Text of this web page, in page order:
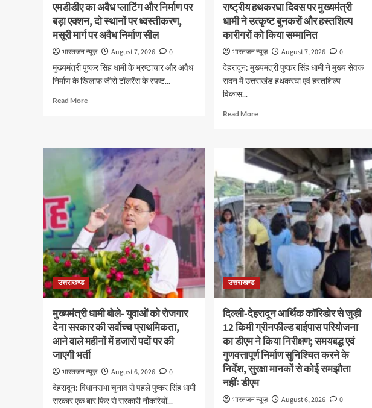
राज्य
स्तर
तक
प्रतिभा
का
प्रदर्शन
एमडीडीए का अवैध प्लाटिंग और निर्माण पर
बड़ा एक्शन, दो स्थानों पर ध्वस्तीकरण,
मसूरी मार्ग पर अवैध निर्माण सील
भारतजन न्यूज़ August 7, 2026
0
मुख्यमंत्री पुष्कर सिंह धामी के भ्रष्टाचार और अवैध
निर्माण के खिलाफ जीरो टॉलरेंस के स्पष्ट...
Read MoreRead
अवैध
प्लाटिंग
निर्माण
बड़ा
एक्शन,
दो
स्थानों
पर
ध्वस्तीकरण,
मसूरी
मार्ग
अवैध
निर्माण
सील
राष्ट्रीय हथकरघा दिवस पर मुख्यमंत्री
धामी ने उत्कृष्ट बुनकरों और हस्तशिल्प
कारीगरों को किया सम्मानित
भारतजन न्यूज़ August 7, 2026
0
देहरादून: मुख्यमंत्री पुष्कर सिंह धामी ने मुख्य सेवक
सदन में उत्तराखंड हथकरघा एवं हस्तशिल्प
विकास...
Read MoreRead
राष्ट्रीय
हथकरघा
दिवस
पर
मुख्यमंत्री
धामी
ने
उत्कृष्ट
बुनकरों
हस्तशिल्प
कारीगरों
को
उत्तराखण्ड
मुख्यमंत्री धामी बोले- युवाओं को रोजगार
देना सरकार की सर्वोच्च प्राथमिकता,
आने वाले महीनों में हजारों पदों पर की
जाएगी भर्ती
भारतजन न्यूज़ August 6, 2026
0
देहरादून: विधानसभा चुनाव से पहले पुष्कर सिंह धामी
सरकार एक बार फिर से सरकारी नौकरियों...
उत्तराखण्ड
दिल्ली-देहरादून आर्थिक कॉरिडोर से जुड़ी
12 किमी ग्रीनफील्ड बाईपास परियोजना
का डीएम ने किया निरीक्षण; समयबद्ध एवं
गुणवत्तापूर्ण निर्माण सुनिश्चित करने के
निर्देश, सुरक्षा मानकों से कोई समझौता
नहींः डीएम
भारतजन न्यूज़ August 6, 2026
0